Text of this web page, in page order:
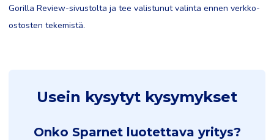
Gorilla Review-sivustolta ja tee valistunut valinta ennen verkko-
ostosten tekemistä.
Usein kysytyt kysymykset
Onko Sparnet luotettava yritys?